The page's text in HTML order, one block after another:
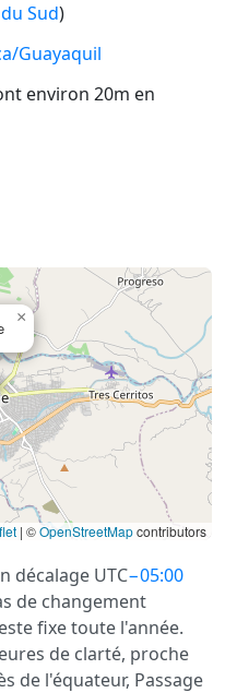
Sud)
Guayaquil
environ 20m en
×
| ©OpenStreetMapcontributors
décalage UTC−05:00
de changement
fixe toute l'année.
de clarté, proche
de l'équateur, Passage